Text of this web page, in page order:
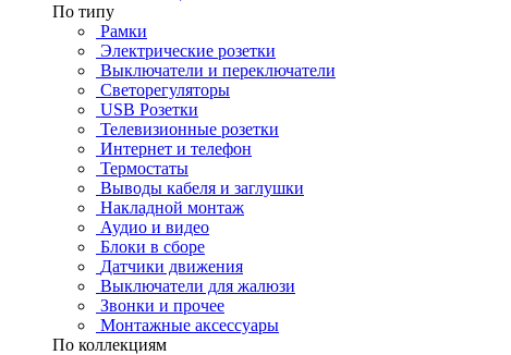
По типу
Рамки
Электрические розетки
Выключатели и переключатели
Светорегуляторы
USB Розетки
Телевизионные розетки
Интернет и телефон
Термостаты
Выводы кабеля и заглушки
Накладной монтаж
Аудио и видео
Блоки в сборе
Датчики движения
Выключатели для жалюзи
Звонки и прочее
Монтажные аксессуары
По коллекциям